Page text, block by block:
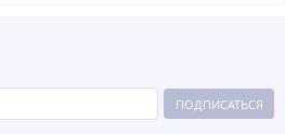
ПОДПИСАТЬСЯ